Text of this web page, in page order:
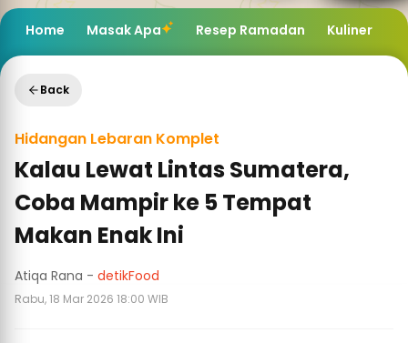
Home Masak Apa Resep Ramadan Kuliner
Back
Hidangan Lebaran Komplet
Kalau Lewat Lintas Sumatera,
Coba Mampir ke 5 Tempat
Makan Enak Ini
Atiqa Rana - detikFood
Rabu, 18 Mar 2026 18:00 WIB